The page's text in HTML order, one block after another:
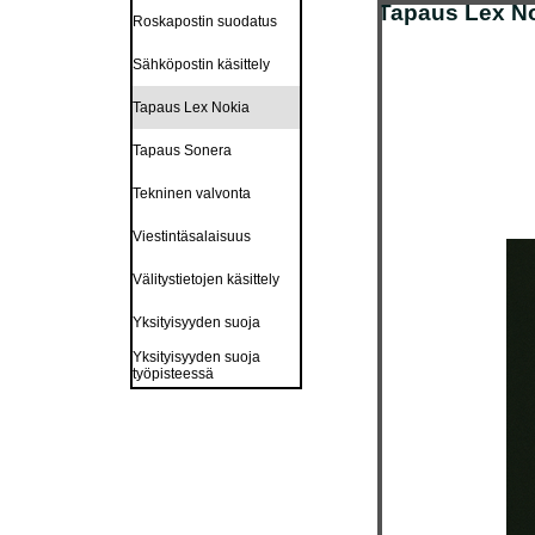
Roskapostin suodatus
Sähköpostin käsittely
Tapaus Lex Nokia
Tapaus Sonera
Tekninen valvonta
Viestintäsalaisuus
Välitystietojen käsittely
Yksityisyyden suoja
Yksityisyyden suoja
työpisteessä
Tapaus Lex